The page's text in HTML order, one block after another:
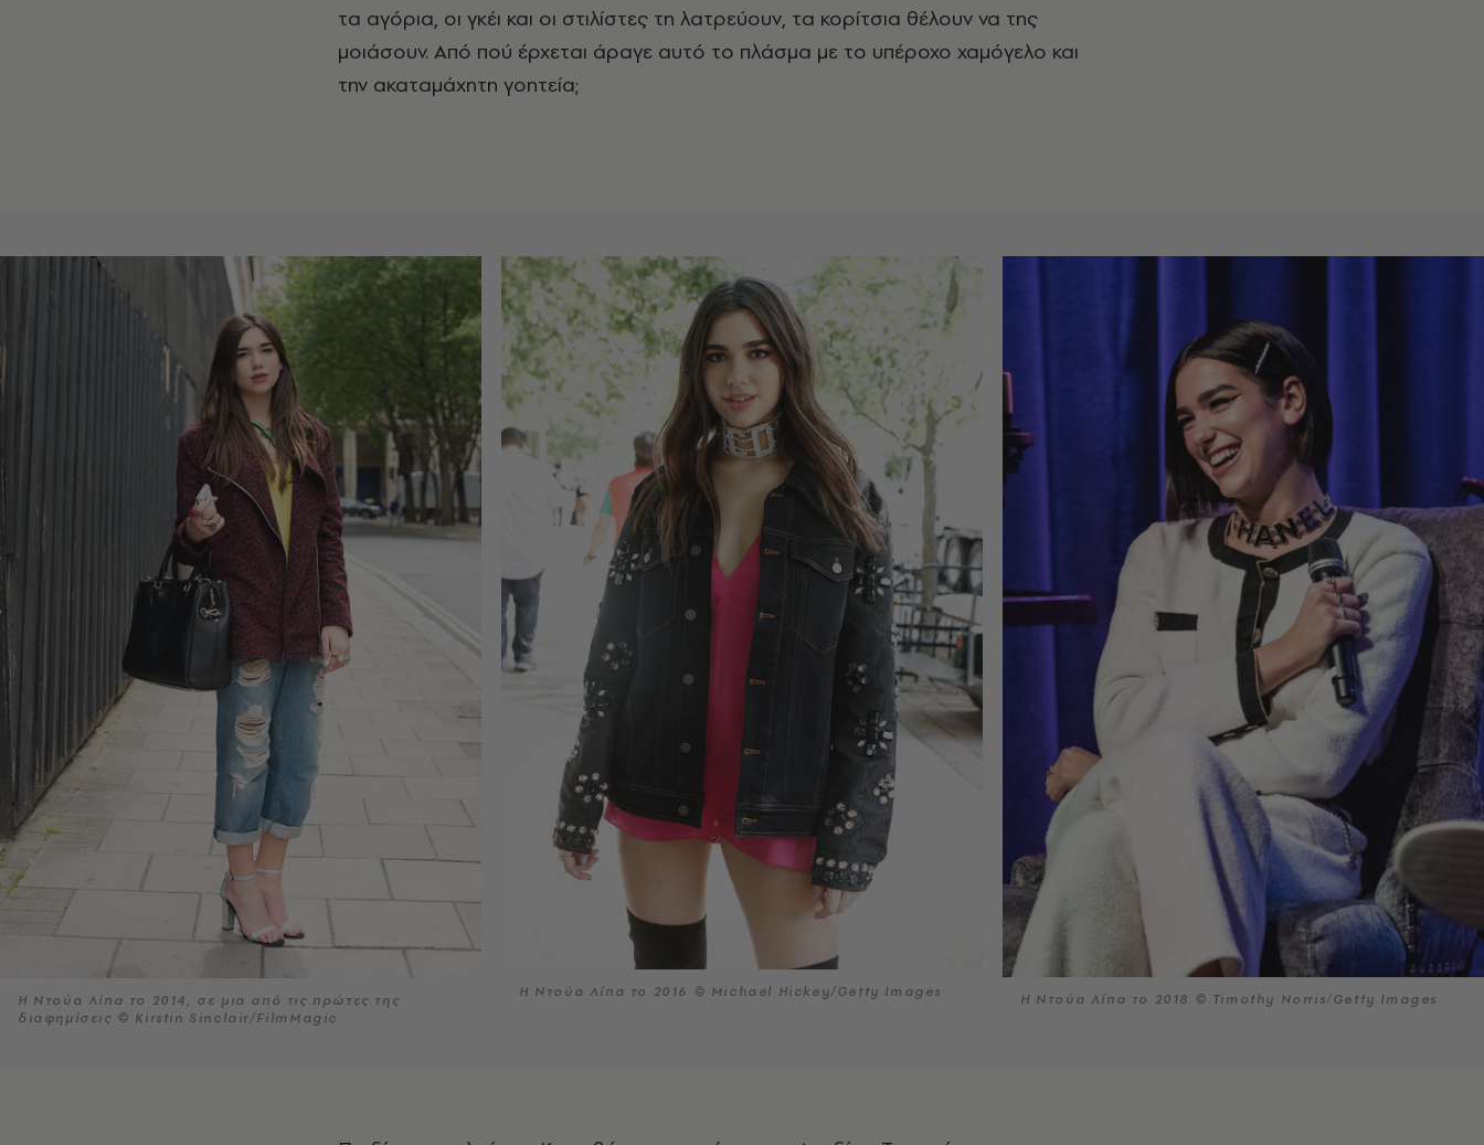
τα αγόρια, οι γκέι και οι στιλίστες τη λατρεύουν, τα κορίτσια θέλουν να της
μοιάσουν. Από πού έρχεται άραγε αυτό το πλάσμα με το υπέροχο χαμόγελο και
την ακαταμάχητη γοητεία;
Η Ντούα Λίπα το 2014, σε μια από τις πρώτες της
διαφημίσεις © Kirstin Sinclair/FilmMagic
Η Ντούα Λίπα το 2016 © Michael Hickey/Getty Images Η Ντούα Λίπα το 2018 © Timothy Norris/Getty Images